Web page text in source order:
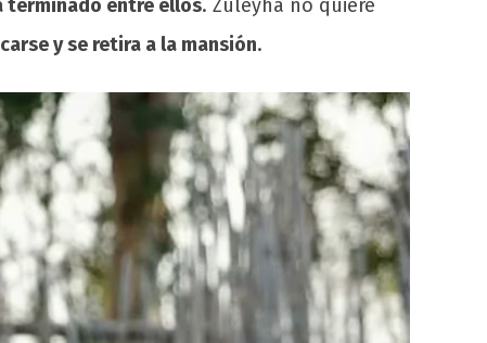
terminado entre ellos. Züleyha no quiere
y se retira a la mansión.